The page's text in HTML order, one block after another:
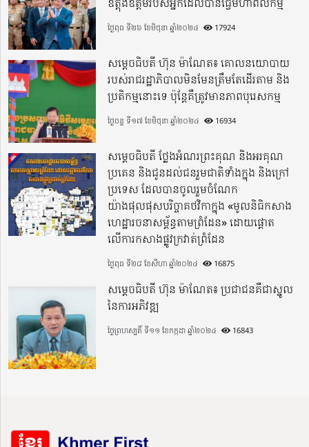
ថ្ងៃពុធ ទី២៦ ខែមិថុនា ឆ្នាំ២០២៤ 17924
សម្តេចធិបតី ហ៊ុន ម៉ាណែត៖ គោលនយោបាយ
របស់រាជរដ្ឋាភិបាលមិនមែនត្រឹមតែដើរតាម និង
ប្រតិកម្មនោះទេ ប៉ុន្តែគឺត្រូវមានភាពបុរេសកម្ម
ថ្ងៃចន្ទ ទី១៧ ខែមិថុនា ឆ្នាំ២០២៤ 16934
សម្តេចធិបតី ថ្លែងអំណរព្រះគុណ និងអរគុណ
ប្រគេន និងជូនដល់ជនរួមជាតិទាំងក្នុង​ និងក្រៅ
ប្រទេស​ ដែលបានចូលរួមចំណែក
យ៉ាងផុលផុសបរិច្ចាគថវិកាក្នុង «មូលនិធិកសាង
ហេដ្ឋារចនាសម្ព័ន្ធតាមព្រំដែន» ដោយផ្ដោត
លើការកសាងផ្លូវក្រវាត់ព្រំដែន
ថ្ងៃពុធ ទី២៨ ខែសីហា ឆ្នាំ២០២៤ 16875
សម្តេចធិបតី ហ៊ុន ម៉ាណែត៖ ប្រជាជនគឺជាស្នូល
នៃការអភិវឌ្ឍ
ថ្ងៃព្រហស្បតិ៍ ទី១១ ខែកក្កដា ឆ្នាំ២០២៤ 16843